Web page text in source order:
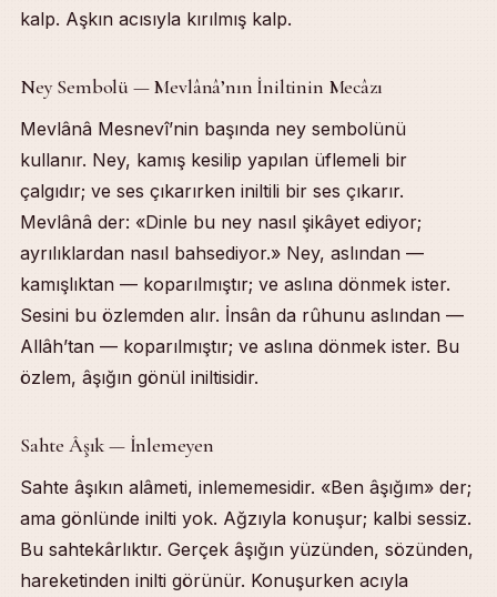
kalp. Aşkın acısıyla kırılmış kalp.
Ney Sembolü — Mevlânâ’nın İniltinin Mecâzı
Mevlânâ Mesnevî’nin başında ney sembolünü
kullanır. Ney, kamış kesilip yapılan üflemeli bir
çalgıdır; ve ses çıkarırken iniltili bir ses çıkarır.
Mevlânâ der: «Dinle bu ney nasıl şikâyet ediyor;
ayrılıklardan nasıl bahsediyor.» Ney, aslından —
kamışlıktan — koparılmıştır; ve aslına dönmek ister.
Sesini bu özlemden alır. İnsân da rûhunu aslından —
Allâh’tan — koparılmıştır; ve aslına dönmek ister. Bu
özlem, âşığın gönül iniltisidir.
Sahte Âşık — İnlemeyen
Sahte âşıkın alâmeti, inlememesidir. «Ben âşığım» der;
ama gönlünde inilti yok. Ağzıyla konuşur; kalbi sessiz.
Bu sahtekârlıktır. Gerçek âşığın yüzünden, sözünden,
hareketinden inilti görünür. Konuşurken acıyla